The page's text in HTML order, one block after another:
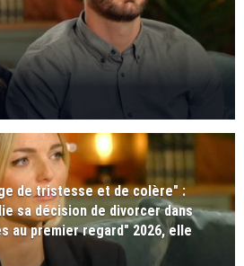
de tristesse et de colère" :
sa décision de divorcer dans
au premier regard" 2026, elle